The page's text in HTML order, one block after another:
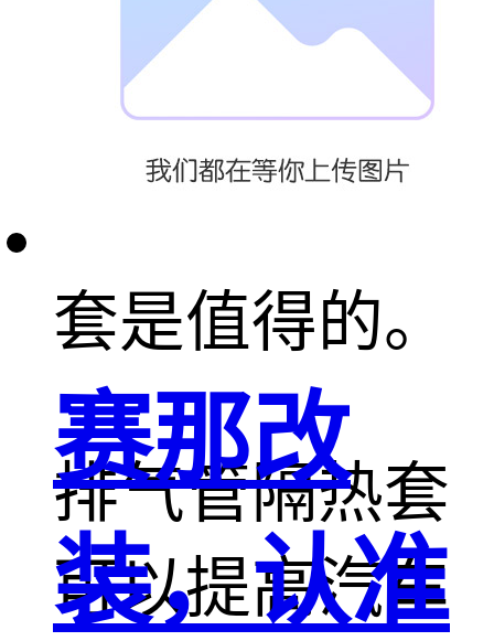
成本和环境污
染。因此，使
套是值得的。
排气管隔热套
可以提高汽车
赛那改
装，认准